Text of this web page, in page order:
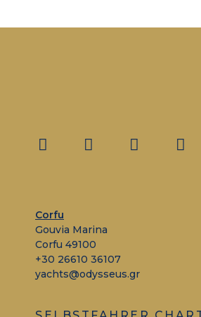
Corfu
Gouvia Marina
Corfu 49100
+30 26610 36107
yachts@odysseus.gr